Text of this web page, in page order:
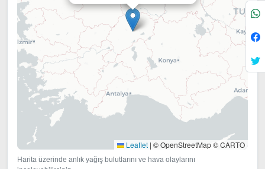
Leaflet | © OpenStreetMap © CARTO
Harita üzerinde anlık yağış bulutlarını ve hava olaylarını